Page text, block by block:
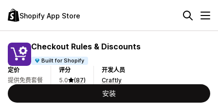
Shopify App Store
Checkout Rules & Discounts
Built for Shopify
定价
提供免费套餐
评分
5.0
(87)
开发人员
Craftly
安装